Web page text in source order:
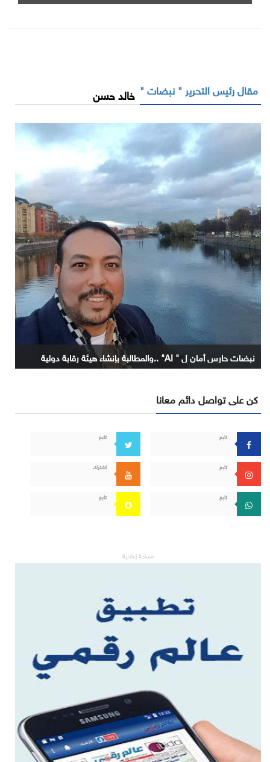
مقال رئيس التحرير " نبضات " خالد حسن
نبضات حارس أمان ل " AI" ..والمطالبة بإنشاء هيئة رقابة دولية
كن على تواصل دائم معانا
تابع تابع
تابع اشترك
تابع تابع
مساحة إعلانية